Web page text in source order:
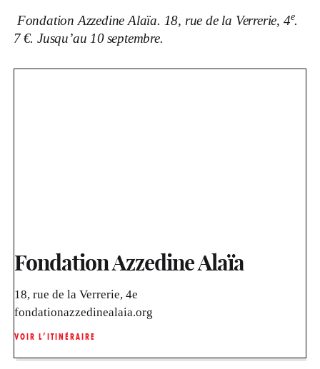
Fondation Azzedine Alaïa. 18, rue de la Verrerie, 4e.
7 €. Jusqu’au 10 septembre.
Fondation Azzedine Alaïa
18, rue de la Verrerie, 4e
fondationazzedinealaia.org
VOIR L’ITINÉRAIRE